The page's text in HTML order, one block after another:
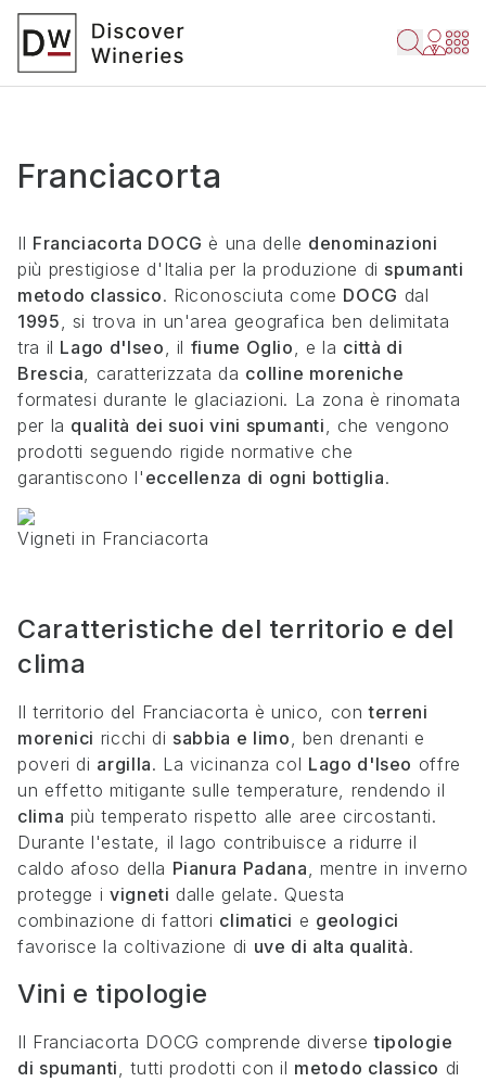
Franciacorta
Il Franciacorta DOCG è una delle denominazioni
più prestigiose d'Italia per la produzione di spumanti
metodo classico. Riconosciuta come DOCG dal
1995, si trova in un'area geografica ben delimitata
tra il Lago d'Iseo, il fiume Oglio, e la città di
Brescia, caratterizzata da colline moreniche
formatesi durante le glaciazioni. La zona è rinomata
per la qualità dei suoi vini spumanti, che vengono
prodotti seguendo rigide normative che
garantiscono l' eccellenza di ogni bottiglia.
Vigneti in Franciacorta
Caratteristiche del territorio e del
clima
Il territorio del Franciacorta è unico, conterreni
morenici ricchi di sabbia e limo, ben drenanti e
poveri di argilla. La vicinanza col Lago d'Iseo offre
un effetto mitigante sulle temperature, rendendo il
clima più temperato rispetto alle aree circostanti.
Durante l'estate, il lago contribuisce a ridurre il
caldo afoso della Pianura Padana, mentre in inverno
protegge ivigneti dalle gelate. Questa
combinazione di fattori climatici e geologici
favorisce la coltivazione di uve di alta qualità.
Vini e tipologie
Il Franciacorta DOCG comprende diversetipologie
di spumanti, tutti prodotti con il metodo classico di